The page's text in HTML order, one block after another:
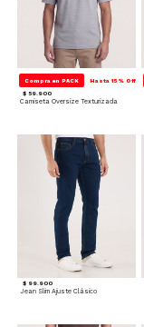
Compra en PACK Hasta 15% Off
$ 59.900
Camiseta Oversize Texturizada
$ 99.900
Jean Slim Ajuste Clásico